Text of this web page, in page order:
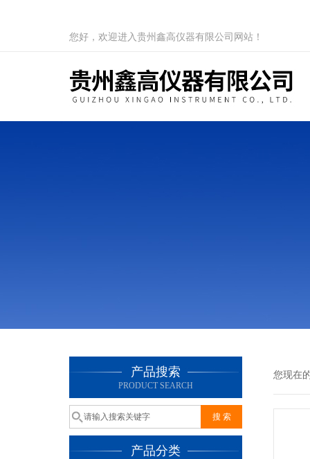
您好，欢迎进入贵州鑫高仪器有限公司网站！
产品搜索
PRODUCT SEARCH
产品分类
您现在